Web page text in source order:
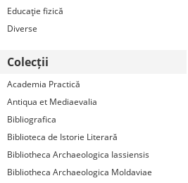
Educaţie fizică
Diverse
Colecții
Academia Practică
Antiqua et Mediaevalia
Bibliografica
Biblioteca de Istorie Literară
Bibliotheca Archaeologica Iassiensis
Bibliotheca Archaeologica Moldaviae